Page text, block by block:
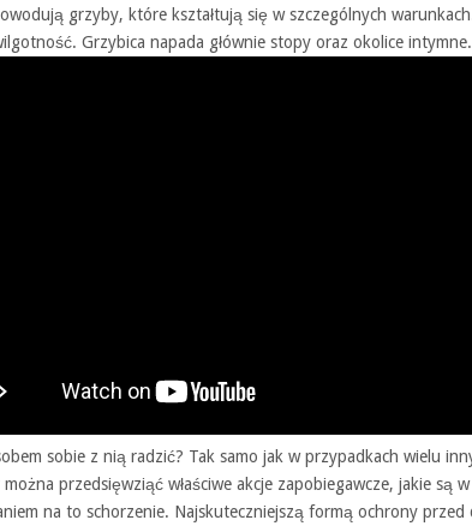
grzyby, które kształtują się w szczególnych
Grzybica napada głównie stopy oraz okolice intymne.
sobie z nią radzić? Tak samo jak w przypadkach wielu
przedsięwziąć właściwe akcje zapobiegawcze, jakie są
na to schorzenie. Najskuteczniejszą formą ochrony